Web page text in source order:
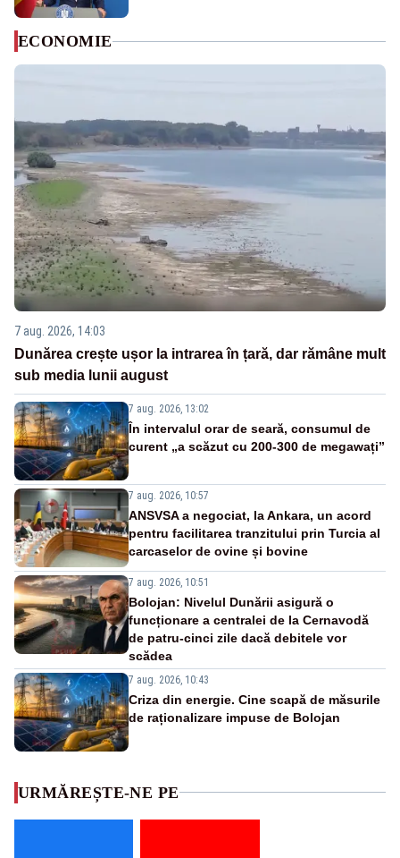
ECONOMIE
7 aug. 2026, 14:03
Dunărea crește ușor la intrarea în țară, dar rămâne mult
sub media lunii august
7 aug. 2026, 13:02
În intervalul orar de seară, consumul de
curent „a scăzut cu 200-300 de megawați”
7 aug. 2026, 10:57
ANSVSA a negociat, la Ankara, un acord
pentru facilitarea tranzitului prin Turcia al
carcaselor de ovine și bovine
7 aug. 2026, 10:51
Bolojan: Nivelul Dunării asigură o
funcționare a centralei de la Cernavodă
de patru-cinci zile dacă debitele vor
scădea
7 aug. 2026, 10:43
Criza din energie. Cine scapă de măsurile
de raționalizare impuse de Bolojan
URMĂREȘTE-NE PE